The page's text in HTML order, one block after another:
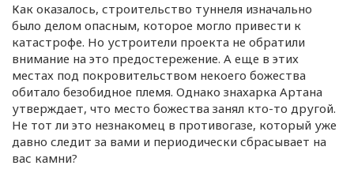
Как оказалось, строительство туннеля изначально
было делом опасным, которое могло привести к
катастрофе. Но устроители проекта не обратили
внимание на это предостережение. А еще в этих
местах под покровительством некоего божества
обитало безобидное племя. Однако знахарка Артана
утверждает, что место божества занял кто-то другой.
Не тот ли это незнакомец в противогазе, который уже
давно следит за вами и периодически сбрасывает на
вас камни?